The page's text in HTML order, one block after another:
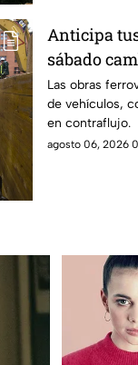
Anticipa
sábado
circulación
Las obras
de vehículos,
en contraflujo.
agosto 06, 2026